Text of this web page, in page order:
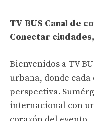
TV BUS Canal de
Conectar
Bienvenidos a TV
urbana, donde
perspectiva.
internacional con
corazón del evento.